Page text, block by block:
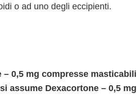
o ad uno degli eccipienti.
0,5 mg compresse masticabili
assume Dexacortone – 0,5 mg